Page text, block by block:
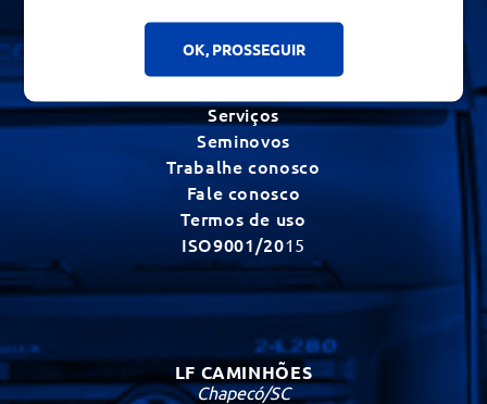
OK, PROSSEGUIR
Institucional
Serviços
Seminovos
Trabalhe conosco
Fale conosco
Termos de uso
ISO9001/2015
LF CAMINHÕES
Chapecó/SC